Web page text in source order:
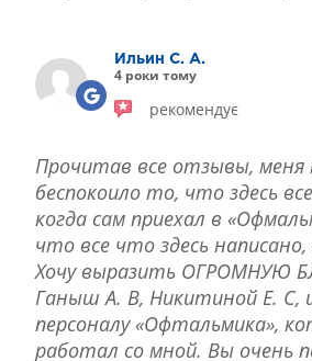
Ильин С. А.
4 роки тому
рекомендує
Прочитав все отзывы, меня
беспокоило то, что здесь
когда сам приехал в
что все что здесь написано,
Хочу выразить ОГРОМНУЮ
Ганыш А. В, Никитиной Е. С,
персоналу «Офтальмика»,
работал со мной. Вы очень